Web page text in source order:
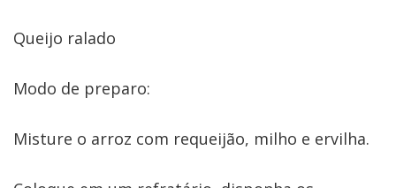
Queijo ralado
Modo de preparo:
Misture o arroz com requeijão, milho e ervilha.